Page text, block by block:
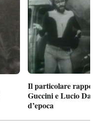
Il particolare
Guccini e Lucio
d’epoca